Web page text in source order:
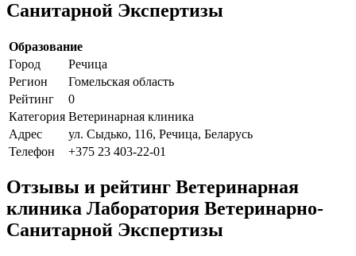
Санитарной Экспертизы
Образование
Город
Речица
Регион
Гомельская область
Рейтинг
0
Категория Ветеринарная клиника
Адрес
ул. Сыдько, 116, Речица, Беларусь
Телефон
+375 23 403-22-01
Отзывы и рейтинг Ветеринарная
клиника Лаборатория Ветеринарно-
Санитарной Экспертизы